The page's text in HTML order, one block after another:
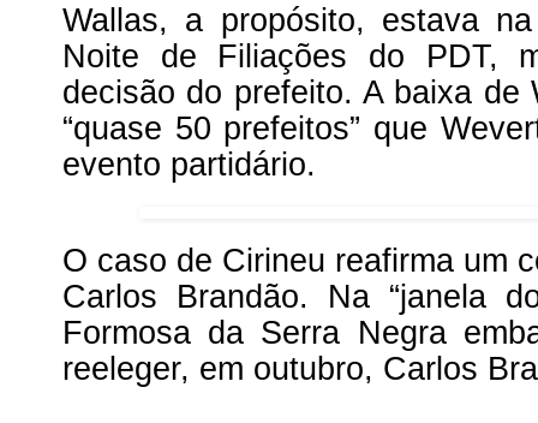
Wallas, a propósito, estava
Noite de Filiações do PDT,
decisão do prefeito. A baixa de
“quase 50 prefeitos” que
evento partidário.
O caso de Cirineu reafirma um
Carlos Brandão. Na “janela
Formosa da Serra Negra
reeleger, em outubro, Carlos